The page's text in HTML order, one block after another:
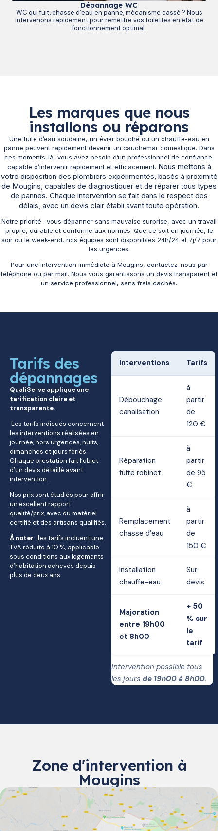
Dépannage WC
WC qui fuit, chasse d’eau en panne, mécanisme cassé ? Nous
intervenons rapidement pour remettre vos toilettes en état de
fonctionnement optimal.
Les marques que nous
installons ou réparons
Une fuite d’eau soudaine, un évier bouché ou un chauffe-eau en
panne peuvent rapidement devenir un cauchemar domestique. Dans
ces moments-là, vous avez besoin d’un professionnel de confiance,
capable d’intervenir rapidement et efficacement. Nous mettons à
votre disposition des plombiers expérimentés, basés à proximité
de Mougins, capables de diagnostiquer et de réparer tous types
de pannes. Chaque intervention se fait dans le respect des
délais, avec un devis clair établi avant toute opération.
Notre priorité : vous dépanner sans mauvaise surprise, avec un travail
propre, durable et conforme aux normes. Que ce soit en journée, le
soir ou le week-end, nos équipes sont disponibles 24h/24 et 7j/7 pour
les urgences.
Pour une intervention immédiate à Mougins, contactez-nous par
téléphone ou par mail. Nous vous garantissons un devis transparent et
un service professionnel, sans frais cachés.
Tarifs des
dépannages
QualiServe applique une
tarification claire et
transparente.
Les tarifs indiqués concernent
les interventions réalisées en
journée, hors urgences, nuits,
dimanches et jours fériés.
Chaque prestation fait l’objet
d’un devis détaillé avant
intervention.
Nos prix sont étudiés pour offrir
un excellent rapport
qualité/prix, avec du matériel
certifié et des artisans qualifiés.
À noter :les tarifs incluent une
TVA réduite à 10 %, applicable
sous conditions aux logements
d’habitation achevés depuis
plus de deux ans.
Interventions Tarifs
Débouchage
canalisation
à
partir
de
120 €
Réparation
fuite robinet
à
partir
de 95
€
Remplacement
chasse d’eau
à
partir
de
150 €
Installation
chauffe-eau
Sur
devis
Majoration
entre 19h00
et 8h00
+ 50
% sur
le
tarif
Intervention possible tous
les joursde 19h00 à 8h00.
Zone d'intervention à
Mougins